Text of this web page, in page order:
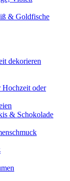
& Goldfische
dekorieren
Hochzeit oder
& Schokolade